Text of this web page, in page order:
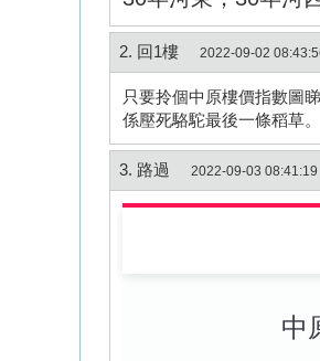
2. 回1樓 2022-09-02
只要拎個中原樓價指數圖
係壓死駱駝最後一條稻草。
3. 路過 2022-09-03 08:41:19
中